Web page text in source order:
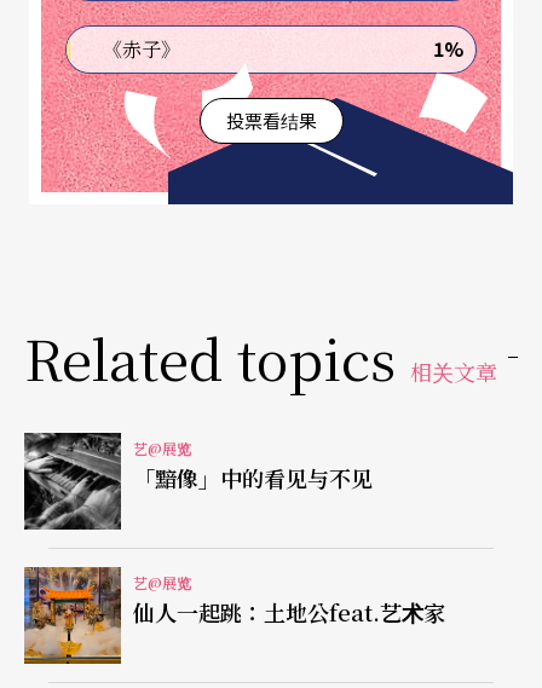
四处传扬。
不过，拉夏培尔却表示，虽然商业摄影的目的是激
起人们的消费欲望，「但过度的拜金和消费主义，
也让人们的生活失去平衡」，「我的摄影在激起人
拉夏培尔曾拍摄巨大的可口可乐从天而降，压垮一
部休旅车车头，穿著时髦的女模特儿满脸鲜血地站
在车子一旁；另一件《汉堡造成的死亡》则是象征
美国文化的大汉堡压在女模特儿身上，只露出她那
两条修长的小腿和脚上那双精致的高跟鞋。
好莱坞悲剧为题材 呈现警世意味
即便是对卡崔娜飓风灾难有感而发的《世界尽头的
《赤子》 1%
投票看结果
Related topics 相关文章
艺@展览
「黯像」中的看见与不见
艺@展览
仙人一起跳：土地公feat.艺术家